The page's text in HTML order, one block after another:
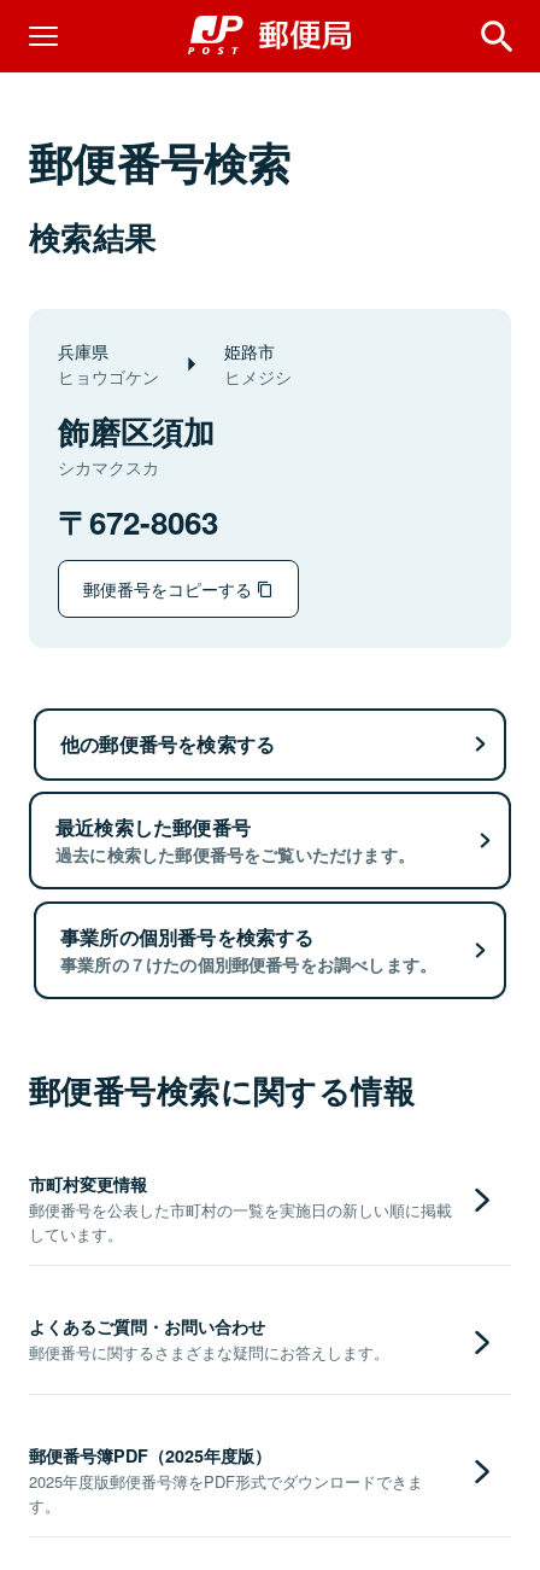
郵便番号検索
検索結果
兵庫県
ヒョウゴケン
姫路市
ヒメジシ
飾磨区須加
シカマクスカ
672-8063
郵便番号をコピーする
他の郵便番号を検索する
最近検索した郵便番号
過去に検索した郵便番号をご覧いただけます。
事業所の個別番号を検索する
事業所の７けたの個別郵便番号をお調べします。
郵便番号検索に関する情報
市町村変更情報
郵便番号を公表した市町村の一覧を実施日の新しい順に掲載
しています。
よくあるご質問・お問い合わせ
郵便番号に関するさまざまな疑問にお答えします。
郵便番号簿PDF（2025年度版）
2025年度版郵便番号簿をPDF形式でダウンロードできま
す。